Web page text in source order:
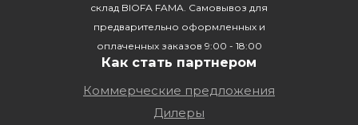
склад BIOFA FAMA. Самовывоз для
предварительно оформленных и
оплаченных заказов 9:00 - 18:00
Как стать партнером
Коммерческие предложения
Дилеры